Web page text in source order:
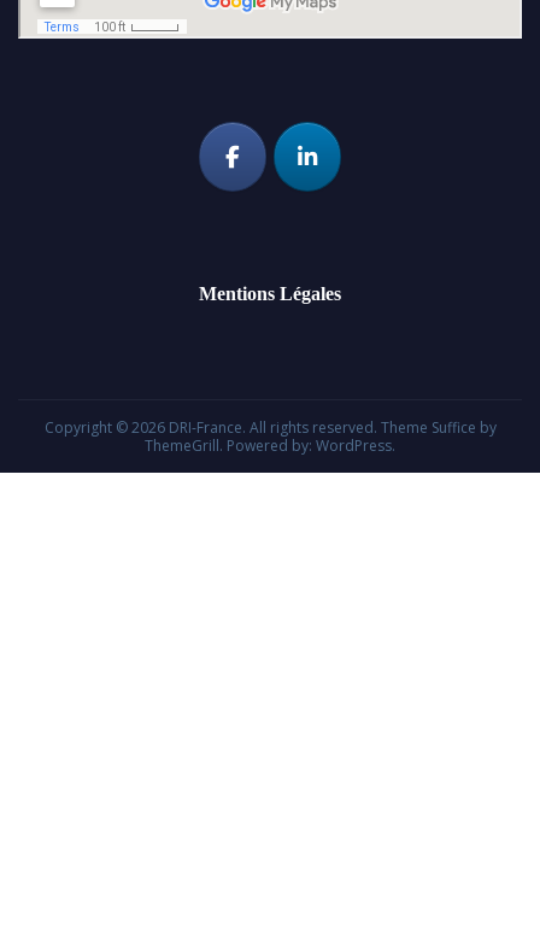
Mentions Légales
Copyright © 2026 DRI-France. All rights reserved. Theme Suffice by
ThemeGrill. Powered by: WordPress.